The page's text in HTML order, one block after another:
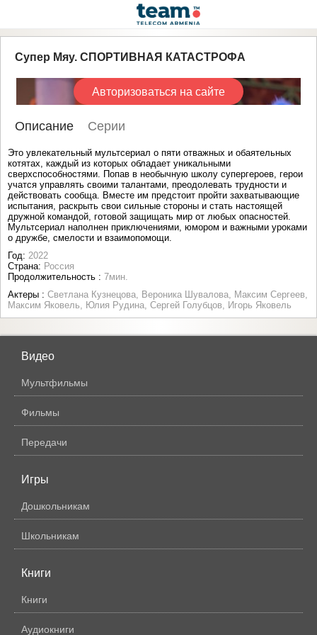
Супер Мяу. СПОРТИВНАЯ КАТАСТРОФА
Авторизоваться на сайте
Описание Серии
Это увлекательный мультсериал о пяти отважных и обаятельных
котятах, каждый из которых обладает уникальными
сверхспособностями. Попав в необычную школу супергероев, герои
учатся управлять своими талантами, преодолевать трудности и
действовать сообща. Вместе им предстоит пройти захватывающие
испытания, раскрыть свои сильные стороны и стать настоящей
дружной командой, готовой защищать мир от любых опасностей.
Мультсериал наполнен приключениями, юмором и важными уроками
о дружбе, смелости и взаимопомощи.
Год: 2022
Страна: Россия
Продолжительность : 7мин.
Актеры : Светлана Кузнецова, Вероника Шувалова, Максим Сергеев,
Максим Яковель, Юлия Рудина, Сергей Голубцов, Игорь Яковель
Видео
Мультфильмы
Фильмы
Передачи
Игры
Дошкольникам
Школьникам
Книги
Книги
Аудиокниги